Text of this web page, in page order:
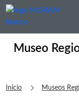
Museo
Museo
Inicio chevron_right Museos